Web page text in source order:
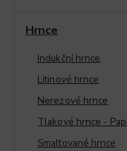
Hrnce
Indukční hrnce
Litinové hrnce
Nerezové hrnce
Tlakové hrnce -
Smaltované hrnce